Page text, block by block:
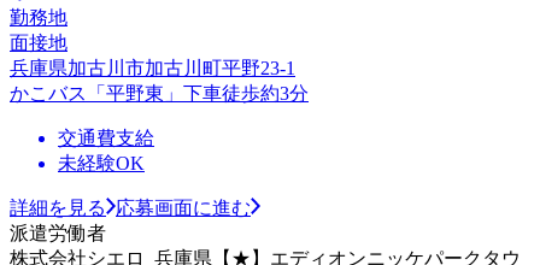
勤務地
面接地
兵庫県加古川市加古川町平野23-1
かこバス「平野東」下車徒歩約3分
交通費支給
未経験OK
詳細を見る
応募画面に進む
派遣労働者
株式会社シエロ_兵庫県【★】エディオンニッケパークタウ